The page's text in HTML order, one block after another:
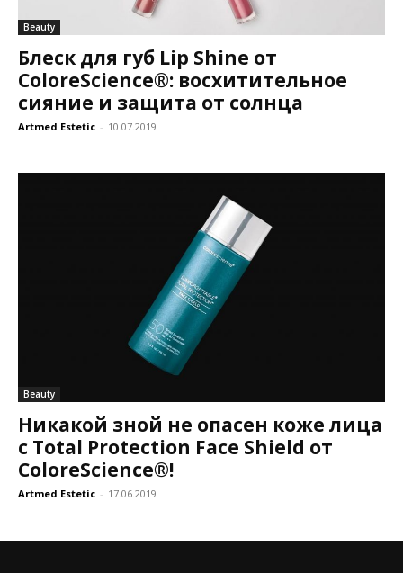
Beauty
Блеск для губ Lip Shine от
ColoreScience®: восхитительное
сияние и защита от солнца
Artmed Estetic - 10.07.2019
Beauty
Никакой зной не опасен коже лица
с Total Protection Face Shield от
ColoreScience®!
Artmed Estetic - 17.06.2019